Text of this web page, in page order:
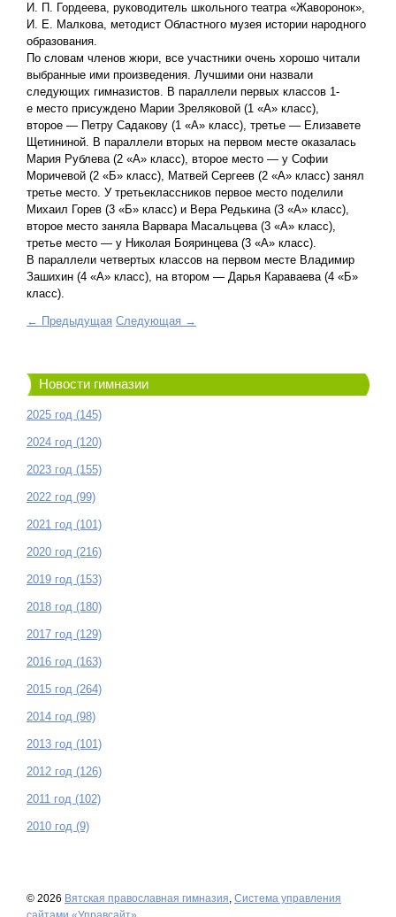
И. П. Гордеева, руководитель школьного театра «Жаворонок»,
И. Е. Малкова, методист Областного музея истории народного
образования.
По словам членов жюри, все участники очень хорошо читали
выбранные ими произведения. Лучшими они назвали
следующих гимназистов. В параллели первых классов 1-
е место присуждено Марии Зреляковой (1 «А» класс),
второе — Петру Садакову (1 «А» класс), третье — Елизавете
Щетининой. В параллели вторых на первом месте оказалась
Мария Рублева (2 «А» класс), второе место — у Софии
Моричевой (2 «Б» класс), Матвей Сергеев (2 «А» класс) занял
третье место. У третьеклассников первое место поделили
Михаил Горев (3 «Б» класс) и Вера Редькина (3 «А» класс),
второе место заняла Варвара Масальцева (3 «А» класс),
третье место — у Николая Бояринцева (3 «А» класс).
В параллели четвертых классов на первом месте Владимир
Зашихин (4 «А» класс), на втором — Дарья Караваева (4 «Б»
класс).
← Предыдущая Следующая →
Новости гимназии
2025 год (145)
2024 год (120)
2023 год (155)
2022 год (99)
2021 год (101)
2020 год (216)
2019 год (153)
2018 год (180)
2017 год (129)
2016 год (163)
2015 год (264)
2014 год (98)
2013 год (101)
2012 год (126)
2011 год (102)
2010 год (9)
© 2026 Вятская православная гимназия Система управления